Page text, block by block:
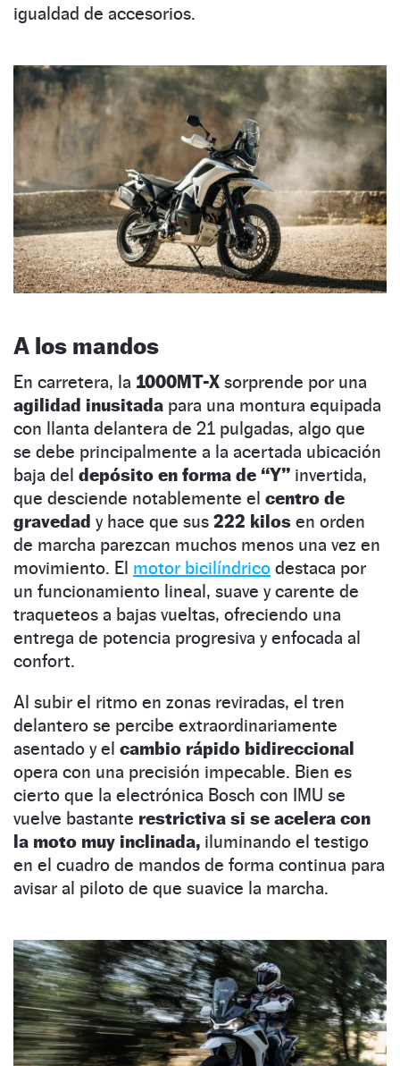
igualdad de accesorios.
A los mandos
En carretera, la 1000MT-X sorprende por una
agilidad inusitada para una montura equipada
con llanta delantera de 21 pulgadas, algo que
se debe principalmente a la acertada ubicación
baja del depósito en forma de “Y” invertida,
que desciende notablemente el centro de
gravedad y hace que sus 222 kilos en orden
de marcha parezcan muchos menos una vez en
movimiento. El motor bicilíndrico destaca por
un funcionamiento lineal, suave y carente de
traqueteos a bajas vueltas, ofreciendo una
entrega de potencia progresiva y enfocada al
confort.
Al subir el ritmo en zonas reviradas, el tren
delantero se percibe extraordinariamente
asentado y el cambio rápido bidireccional
opera con una precisión impecable. Bien es
cierto que la electrónica Bosch con IMU se
vuelve bastante restrictiva si se acelera con
la moto muy inclinada, iluminando el testigo
en el cuadro de mandos de forma continua para
avisar al piloto de que suavice la marcha.